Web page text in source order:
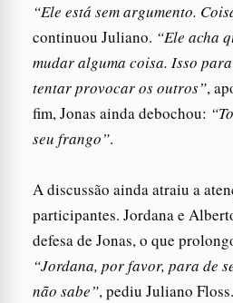
“Ele está sem argumento.
continuou Juliano. “Ele acha
mudar alguma coisa. Isso
tentar provocar os outros”,
fim, Jonas ainda debochou:
seu frango”.
A discussão ainda atraiu a
participantes. Jordana e
defesa de Jonas, o que
“Jordana, por favor, para de
não sabe”, pediu Juliano